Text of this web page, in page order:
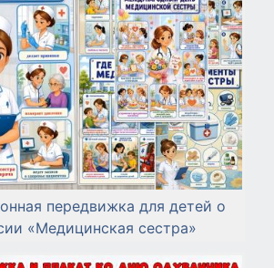
передвижка для детей о
«Медицинская сестра»